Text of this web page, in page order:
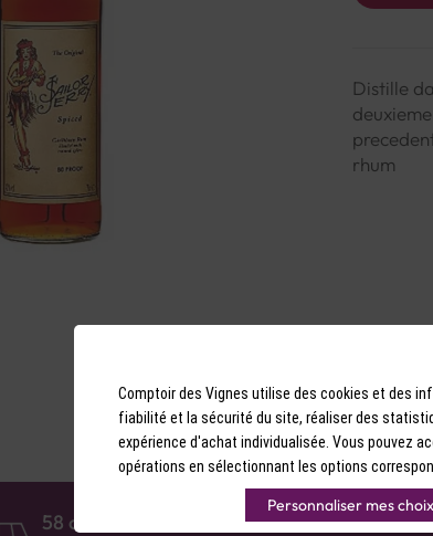
Distille
rhum
58 caves en France
Comptoir des Vignes utilise des cookies et des
fiabilité et la sécurité du site, réaliser des
expérience d'achat individualisée. Vous pouvez
opérations en sélectionnant les options
Personnaliser mes choix